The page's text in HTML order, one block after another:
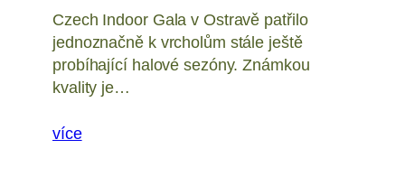
Czech Indoor Gala v Ostravě patřilo
jednoznačně k vrcholům stále ještě
probíhající halové sezóny. Známkou
kvality je…
více